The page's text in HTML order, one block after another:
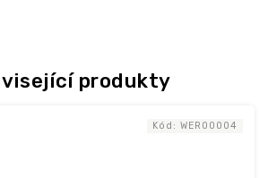
produkty
Kód: WER00004